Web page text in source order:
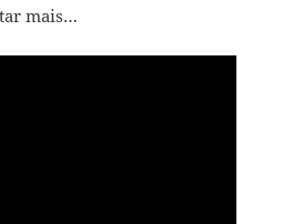
mais…